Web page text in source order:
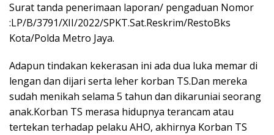
Surat tanda penerimaan laporan/ pengaduan Nomor
:LP/B/3791/XII/2022/SPKT.Sat.Reskrim/RestoBks
Kota/Polda Metro Jaya.
Adapun tindakan kekerasan ini ada dua luka memar di
lengan dan dijari serta leher korban TS.Dan mereka
sudah menikah selama 5 tahun dan dikaruniai seorang
anak.Korban TS merasa hidupnya terancam atau
tertekan terhadap pelaku AHO, akhirnya Korban TS